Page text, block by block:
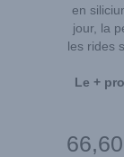
en
jour, la
les rides
Le +
66,60